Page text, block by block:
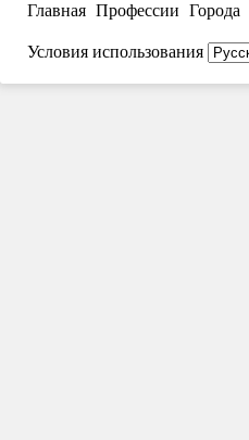
Главная Профессии Города
Условия использования